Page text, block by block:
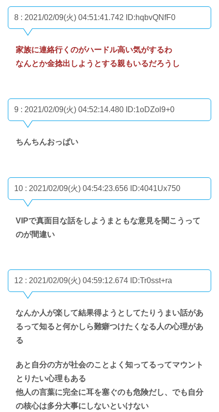
8 : 2021/02/09(火) 04:51:41.742 ID:hqbvQNfF0
家族に連絡行くのがハードル高い気がするわ
なんとか金捻出しようとする親もいるだろうし
9 : 2021/02/09(火) 04:52:14.480 ID:1oDZol9+0
ちんちんおっぱい
10 : 2021/02/09(火) 04:54:23.656 ID:4041Ux750
VIPで真面目な話をしようまともな意見を聞こうって
のが間違い
12 : 2021/02/09(火) 04:59:12.674 ID:Tr0sst+ra
なんか人が楽して結果得ようとしてたりうまい話があ
るって知ると何かしら難癖つけたくなる人の心理があ
る
あと自分の方が社会のことよく知ってるってマウント
とりたい心理もある
他人の言葉に完全に耳を塞ぐのも危険だし、でも自分
の核心は多分大事にしないといけない